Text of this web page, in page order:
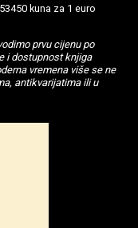
kuna za 1 euro
prvu cijenu po
i dostupnost knjiga
vremena više se ne
antikvarijatima ili u